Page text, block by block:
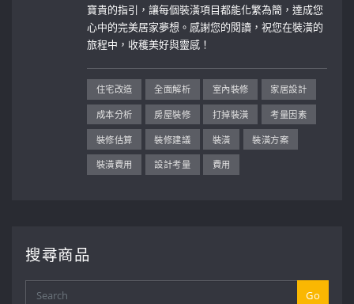
寶貴的指引，讓每個裝潢項目都能化繁為簡，達成您
心中的完美居家夢想。感謝您的閱讀，祝您在裝潢的
旅程中，收穫美好與靈感！
住宅改造 全面解析 室內裝修 家居設計
成本分析 房屋裝修 打掉裝潢 考量因素
裝修估算 裝修建議 裝潢 裝潢方案
裝潢費用 設計考量 費用
搜尋商品
Go